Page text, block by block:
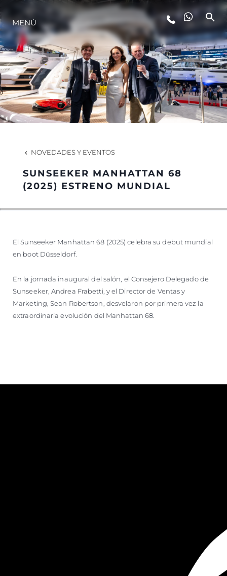
ESTILO DE VIDA
INNOVACIÓN
¿QUIÉNES SOMOS?
EL EQUIPO
HISTORIA
MENÚ
NOVEDADES Y EVENTOS
SUNSEEKER MANHATTAN 68
(2025) ESTRENO MUNDIAL
El Sunseeker Manhattan 68 (2025) celebra su debut mundial
en boot Düsseldorf.
En la jornada inaugural del salón, el Consejero Delegado de
Sunseeker, Andrea Frabetti, y el Director de Ventas y
Marketing, Sean Robertson, desvelaron por primera vez la
extraordinaria evolución del Manhattan 68.